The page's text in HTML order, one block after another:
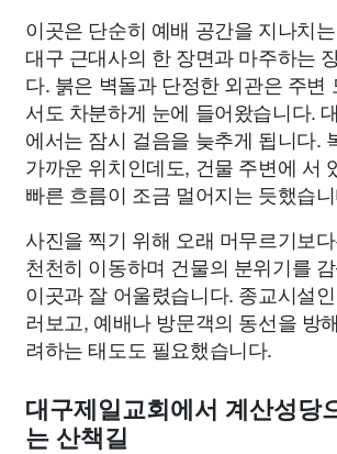
이곳은 단순히 예배 공간을 지나치
대구 근대사의 한 장면과 마주하는
다. 붉은 벽돌과 단정한 외관은 주변
서도 차분하게 눈에 들어왔습니다.
에서는 잠시 걸음을 늦추게 됩니다.
가까운 위치인데도, 건물 주변에 서
빠른 흐름이 조금 멀어지는 듯했습
사진을 찍기 위해 오래 머무르기보
천천히 이동하며 건물의 분위기를
이곳과 잘 어울렸습니다. 종교시설
러보고, 예배나 방문객의 동선을 방
려하는 태도도 필요했습니다.
대구제일교회에서 계산성당
는 산책길